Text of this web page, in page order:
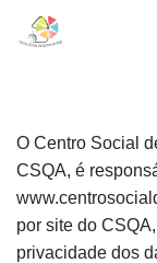
O Centro Social
CSQA, é
por site do
privacidade dos